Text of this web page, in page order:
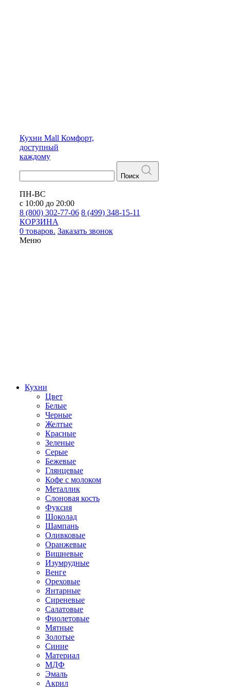
Кухни Mall Комфорт,
доступный
каждому
Поиск
ПН-ВС
с 10:00 до 20:00
8 (800) 302-77-06 8 (499) 348-15-11
КОРЗИНА
0 товаров. Заказать звонок
Меню
Кухни
Цвет
Белые
Черные
Желтые
Красные
Зеленые
Серые
Бежевые
Глянцевые
Кофе с молоком
Металлик
Слоновая кость
Фуксия
Шоколад
Шампань
Оливковые
Оранжевые
Вишневые
Изумрудные
Венге
Ореховые
Янтарные
Сиреневые
Салатовые
Фиолетовые
Мятные
Золотые
Синие
Материал
МДФ
Эмаль
Акрил